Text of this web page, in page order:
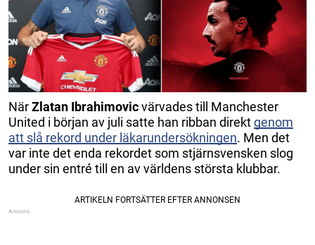
NärZlatan Ibrahimovicvärvades till Manchester
United i början av juli satte han ribban direktgenom
att slå rekord under läkarundersökningen. Men det
var inte det enda rekordet som stjärnsvensken slog
under sin entré till en av världens största klubbar.